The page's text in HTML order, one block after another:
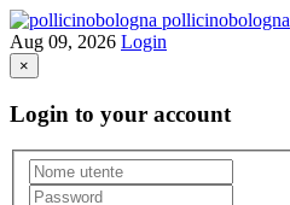
pollicinobologna
Aug 09, 2026 Login
×
Login to your account